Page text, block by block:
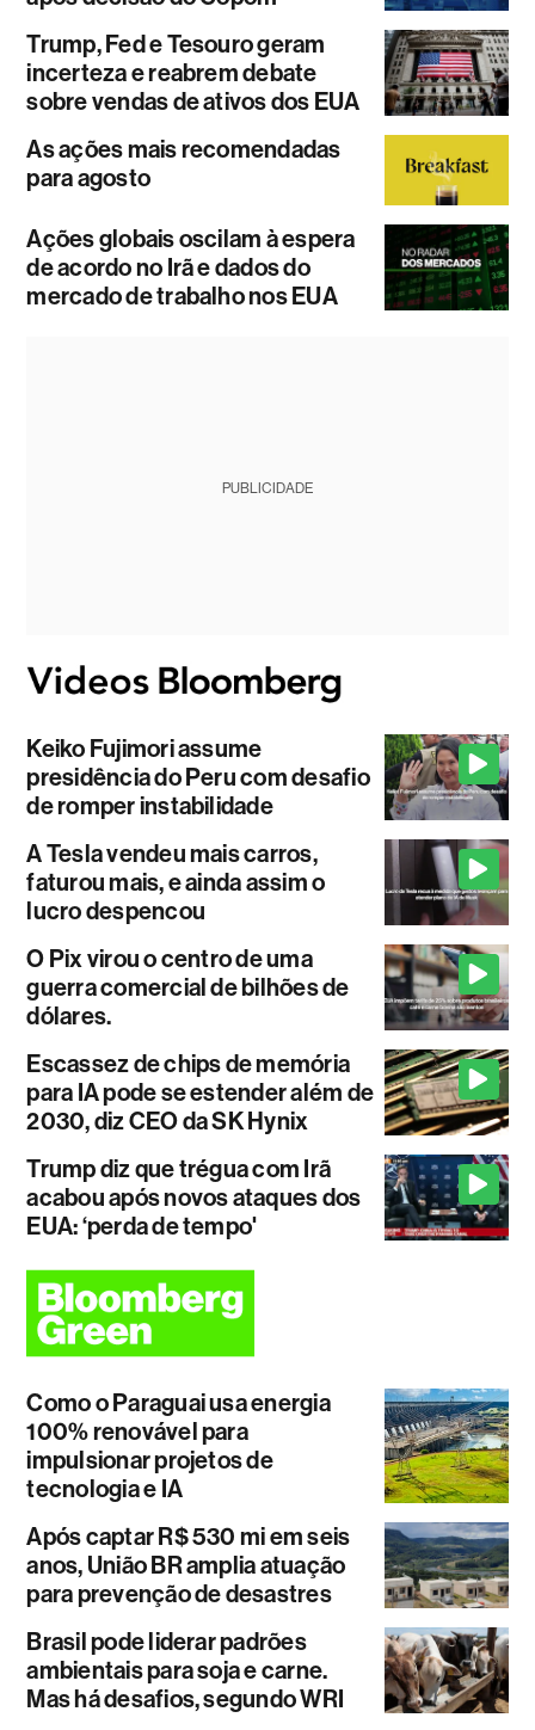
Trump, Fed e Tesouro geram
incerteza e reabrem debate
sobre vendas de ativos dos EUA
As ações mais recomendadas
para agosto
Ações globais oscilam à espera
de acordo no Irã e dados do
mercado de trabalho nos EUA
PUBLICIDADE
Keiko Fujimori assume
presidência do Peru com desafio
de romper instabilidade
A Tesla vendeu mais carros,
faturou mais, e ainda assim o
lucro despencou
O Pix virou o centro de uma
guerra comercial de bilhões de
dólares.
Escassez de chips de memória
para IA pode se estender além de
2030, diz CEO da SK Hynix
Trump diz que trégua com Irã
acabou após novos ataques dos
EUA: ‘perda de tempo'
Como o Paraguai usa energia
100% renovável para
impulsionar projetos de
tecnologia e IA
Após captar R$ 530 mi em seis
anos, União BR amplia atuação
para prevenção de desastres
Brasil pode liderar padrões
ambientais para soja e carne.
Mas há desafios, segundo WRI